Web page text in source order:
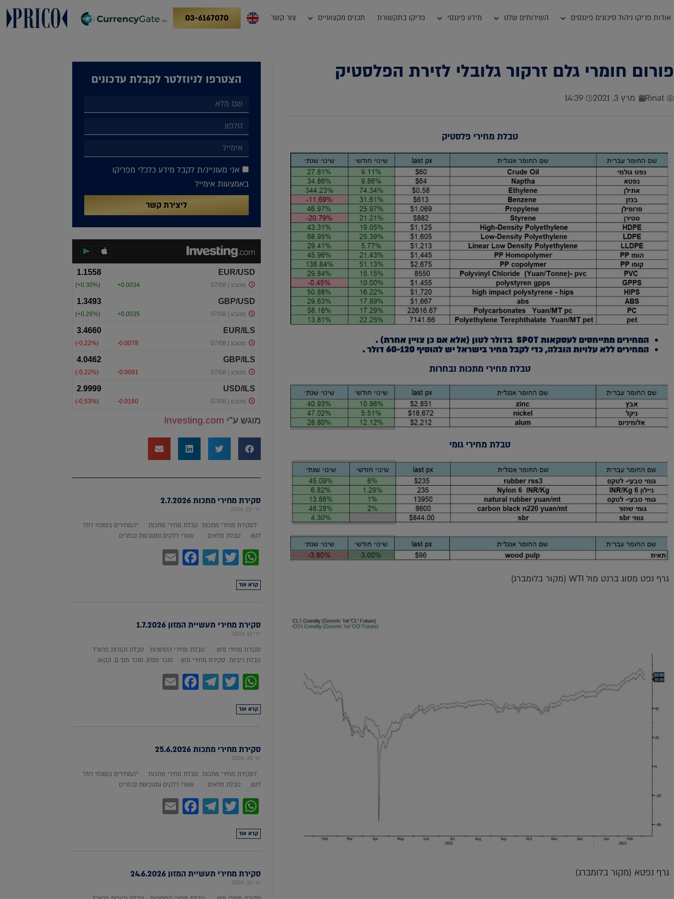
אודות פריקו ניהול סיכונים פיננסים השירותים שלנו מידע פיננסי פריקו בתקשורת תכנים מקצועיים צור קשר 03-6167070
פורום חומרי גלם זרקור גלובלי לזירת הפלסטיק
Rinat מרץ 3, 2021 14:39
טבלת מחירי פלסטיק
המחירים מתייחסים לעסקאותSPOT בדולר לטון (אלא אם כן צויין אחרת) .
המחירים ללא עלויות הובלה, כדי לקבל מחיר בישראל יש להוסיף 60-120 דולר
.
טבלת מחירי מתכות נבחרות
טבלת מחירי גומי
גרף נפט מסוג ברנט מול WTI (מקור בלומברג)
גרף נפטא (מקור בלומברג)
הצטרפו לניוזלטר לקבלת עדכונים
אני מעוניינ/ת לקבל מידע כלכלי מפריקו
באמצעות אימייל
ליצירת קשר
מוגש ע"י Investing.com
סקירת מחירי מתכות 2.7.2026
יולי 20, 2026
לסקירת מחירי מתכות טבלת מחירי מתכות *המחירים במונחי דולר
לטון טבלת מלאים שערי דלקים ומטבעות נבחרים
WhatsApp
Twitter
Telegram
Facebook
Email
קרא עוד
סקירת מחירי תעשיית המזון 1.7.2026
יולי 13, 2026
סקירת מחירי מזון טבלת מחירי הסחורות טבלת נקודות פרוורד
טבלת ריביות סקירת מחירי מזון סוכר מס'5, סוכר מס' 11, קקאו,
WhatsApp
Twitter
Telegram
Facebook
Email
קרא עוד
סקירת מחירי מתכות 25.6.2026
יוני 28, 2026
לסקירת מחירי מתכות טבלת מחירי מתכות *המחירים במונחי דולר
לטון טבלת מלאים שערי דלקים ומטבעות נבחרים
WhatsApp
Twitter
Telegram
Facebook
Email
קרא עוד
סקירת מחירי תעשיית המזון 24.6.2026
יוני 24, 2026